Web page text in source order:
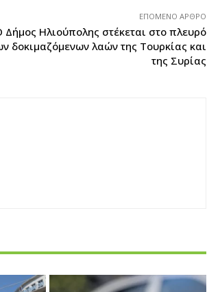
ΕΠΌΜΕΝΟ ΆΡΘΡΟ
Δήμος Ηλιούπολης στέκεται στο πλευρό
δοκιμαζόμενων λαών της Τουρκίας και
της Συρίας